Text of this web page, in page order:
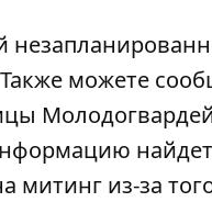
можете
из-за